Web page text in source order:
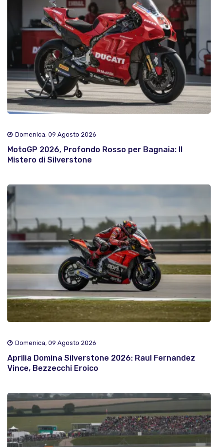
Domenica, 09 Agosto 2026
MotoGP 2026, Profondo Rosso per Bagnaia: Il
Mistero di Silverstone
Domenica, 09 Agosto 2026
Aprilia Domina Silverstone 2026: Raul Fernandez
Vince, Bezzecchi Eroico